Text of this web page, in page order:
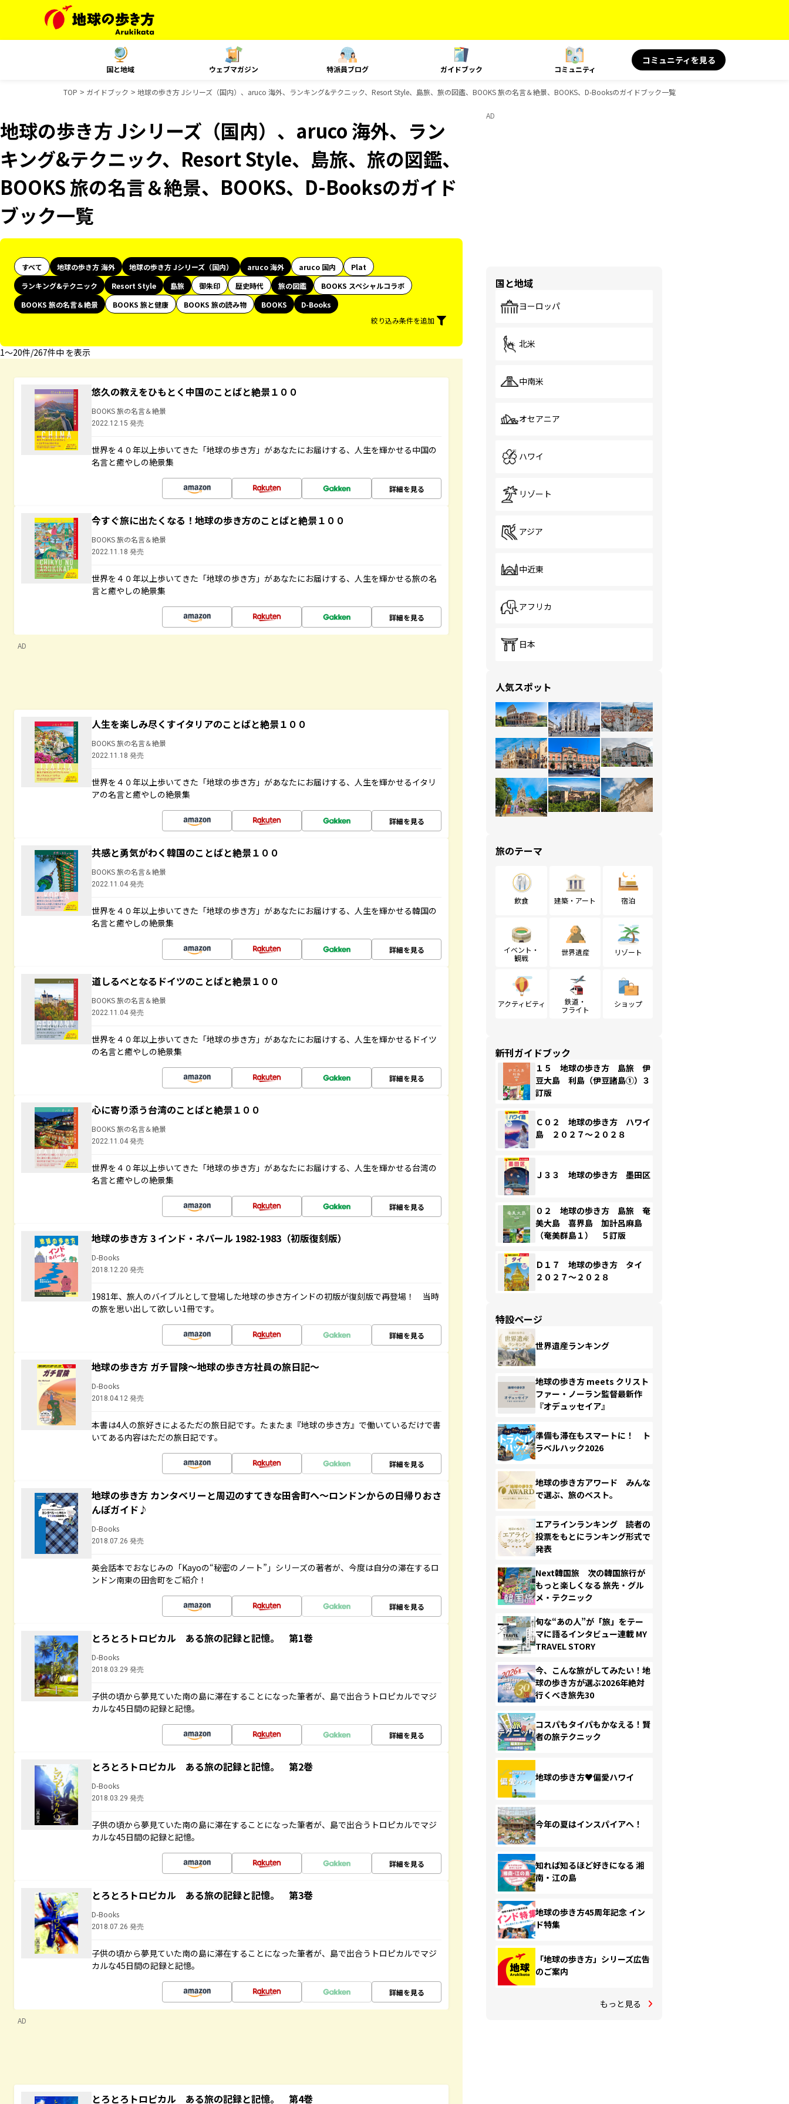
国と地域 ウェブマガジン 特派員ブログ ガイドブック コミュニティ
コミュニティを見る
TOP ガイドブック 地球の歩き方 Jシリーズ（国内）、aruco 海外、ランキング&テクニック、Resort Style、島旅、旅の図鑑、BOOKS 旅の名言＆絶景、BOOKS、D-Booksのガイドブック一覧
地球の歩き方 Jシリーズ（国内）、aruco 海外、ラン
キング&テクニック、Resort Style、島旅、旅の図鑑、
BOOKS 旅の名言＆絶景、BOOKS、D-Booksのガイド
ブック一覧
すべて 地球の歩き方 海外 地球の歩き方 Jシリーズ（国内） aruco 海外 aruco 国内
Plat
ランキング&テクニック
Resort Style 島旅 御朱印 歴史時代 旅の図鑑
BOOKS スペシャルコラボ
BOOKS 旅の名言＆絶景
BOOKS 旅と健康 BOOKS 旅の読み物 BOOKS
D-Books
絞り込み条件を追加
1〜20件/267件中 を表示
悠久の教えをひもとく中国のことばと絶景１００
BOOKS 旅の名言＆絶景
2022.12.15 発売
世界を４０年以上歩いてきた「地球の歩き方」があなたにお届けする、人生を輝かせる中国の
名言と癒やしの絶景集
詳細を見る
今すぐ旅に出たくなる！地球の歩き方のことばと絶景１００
BOOKS 旅の名言＆絶景
2022.11.18 発売
世界を４０年以上歩いてきた「地球の歩き方」があなたにお届けする、人生を輝かせる旅の名
言と癒やしの絶景集
詳細を見る
AD
人生を楽しみ尽くすイタリアのことばと絶景１００
BOOKS 旅の名言＆絶景
2022.11.18 発売
世界を４０年以上歩いてきた「地球の歩き方」があなたにお届けする、人生を輝かせるイタリ
アの名言と癒やしの絶景集
詳細を見る
共感と勇気がわく韓国のことばと絶景１００
BOOKS 旅の名言＆絶景
2022.11.04 発売
世界を４０年以上歩いてきた「地球の歩き方」があなたにお届けする、人生を輝かせる韓国の
名言と癒やしの絶景集
詳細を見る
道しるべとなるドイツのことばと絶景１００
BOOKS 旅の名言＆絶景
2022.11.04 発売
世界を４０年以上歩いてきた「地球の歩き方」があなたにお届けする、人生を輝かせるドイツ
の名言と癒やしの絶景集
詳細を見る
心に寄り添う台湾のことばと絶景１００
BOOKS 旅の名言＆絶景
2022.11.04 発売
世界を４０年以上歩いてきた「地球の歩き方」があなたにお届けする、人生を輝かせる台湾の
名言と癒やしの絶景集
詳細を見る
地球の歩き方 3 インド・ネパール 1982-1983（初版復刻版）
D-Books
2018.12.20 発売
1981年、旅人のバイブルとして登場した地球の歩き方インドの初版が復刻版で再登場！ 当時
の旅を思い出して欲しい1冊です。
詳細を見る
地球の歩き方 ガチ冒険～地球の歩き方社員の旅日記～
D-Books
2018.04.12 発売
本書は4人の旅好きによるただの旅日記です。たまたま『地球の歩き方』で働いているだけで書
いてある内容はただの旅日記です。
詳細を見る
地球の歩き方 カンタベリーと周辺のすてきな田舎町へ～ロンドンからの日帰りおさ
んぽガイド♪
D-Books
2018.07.26 発売
英会話本でおなじみの「Kayoの“秘密のノート”」シリーズの著者が、今度は自分の滞在するロ
ンドン南東の田舎町をご紹介！
詳細を見る
とろとろトロピカル ある旅の記録と記憶。 第1巻
D-Books
2018.03.29 発売
子供の頃から夢見ていた南の島に滞在することになった筆者が、島で出合うトロピカルでマジ
カルな45日間の記録と記憶。
詳細を見る
とろとろトロピカル ある旅の記録と記憶。 第2巻
D-Books
2018.03.29 発売
子供の頃から夢見ていた南の島に滞在することになった筆者が、島で出合うトロピカルでマジ
カルな45日間の記録と記憶。
詳細を見る
とろとろトロピカル ある旅の記録と記憶。 第3巻
D-Books
2018.07.26 発売
子供の頃から夢見ていた南の島に滞在することになった筆者が、島で出合うトロピカルでマジ
カルな45日間の記録と記憶。
詳細を見る
AD
とろとろトロピカル ある旅の記録と記憶。 第4巻
AD
国と地域
ヨーロッパ
北米
中南米
オセアニア
ハワイ
リゾート
アジア
中近東
アフリカ
日本
人気スポット
旅のテーマ
飲食 建築・アート 宿泊
イベント・
観戦
世界遺産 リゾート
アクティビティ
鉄道・
フライト
ショップ
新刊ガイドブック
１５ 地球の歩き方 島旅 伊
豆大島 利島（伊豆諸島①）３
訂版
Ｃ０２ 地球の歩き方 ハワイ
島 ２０２７～２０２８
Ｊ３３ 地球の歩き方 墨田区
０２ 地球の歩き方 島旅 奄
美大島 喜界島 加計呂麻島
（奄美群島１） ５訂版
Ｄ１７ 地球の歩き方 タイ
２０２７～２０２８
特設ページ
世界遺産ランキング
地球の歩き方 meets クリスト
ファー・ノーラン監督最新作
『オデュッセイア』
準備も滞在もスマートに！ ト
ラベルハック2026
地球の歩き方アワード みんな
で選ぶ、旅のベスト。
エアラインランキング 読者の
投票をもとにランキング形式で
発表
Next韓国旅 次の韓国旅行が
もっと楽しくなる 旅先・グル
メ・テクニック
旬な“あの人”が「旅」をテー
マに語るインタビュー連載 MY
TRAVEL STORY
今、こんな旅がしてみたい！地
球の歩き方が選ぶ2026年絶対
行くべき旅先30
コスパもタイパもかなえる！賢
者の旅テクニック
地球の歩き方♥偏愛ハワイ
今年の夏はインスパイアへ！
知れば知るほど好きになる 湘
南・江の島
地球の歩き方45周年記念 イン
ド特集
「地球の歩き方」シリーズ広告
のご案内
もっと見る